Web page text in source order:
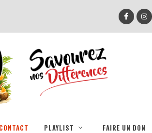
CONTACT PLAYLIST FAIRE UN DON